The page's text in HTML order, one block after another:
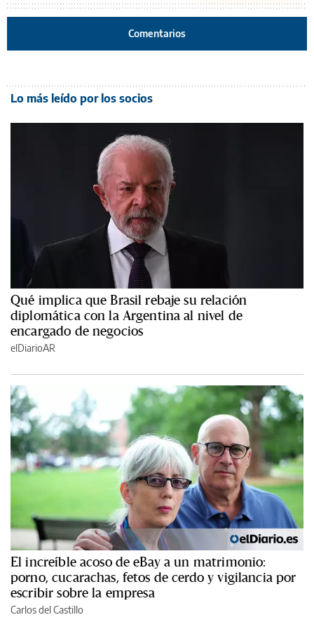
Comentarios
Lo más leído por los socios
Qué implica que Brasil rebaje su relación
diplomática con la Argentina al nivel de
encargado de negocios
elDiarioAR
El increíble acoso de eBay a un matrimonio:
porno, cucarachas, fetos de cerdo y vigilancia por
escribir sobre la empresa
Carlos del Castillo